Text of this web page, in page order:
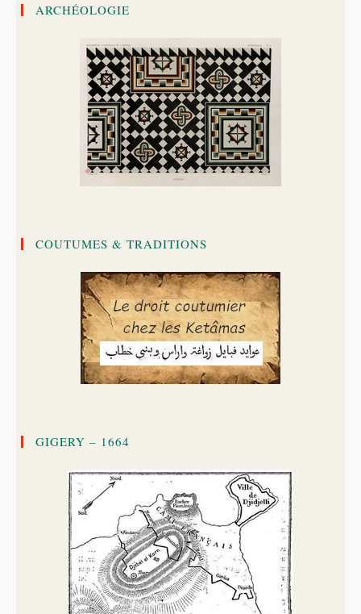
ARCHÉOLOGIE
COUTUMES & TRADITIONS
GIGERY – 1664